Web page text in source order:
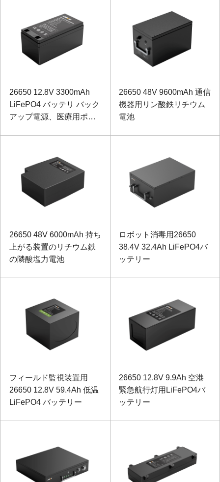
26650 12.8V 3300mAh
LiFePO4 バッテリ バック
アップ電源、医療用ポー
26650 48V 9600mAh 通信
機器用リン酸鉄リチウム
電池
26650 48V 6000mAh 持ち
上がる装置のリチウム鉄
の隣酸塩力電池
ロボット消毒用26650
38.4V 32.4Ah LiFePO4バ
ッテリー
フィールド監視装置用
26650 12.8V 59.4Ah 低温
LiFePO4 バッテリー
26650 12.8V 9.9Ah 空港
緊急航行灯用LiFePO4バ
ッテリー